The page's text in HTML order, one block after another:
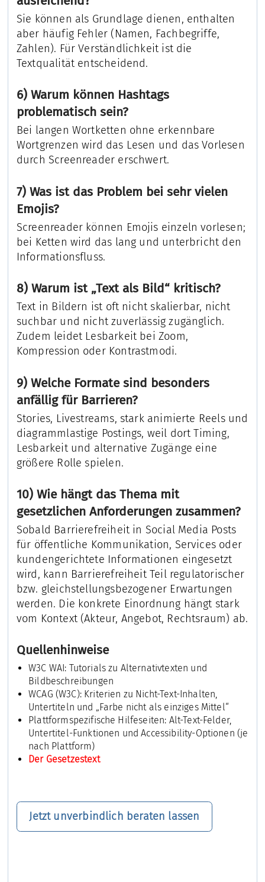
Sie können als Grundlage dienen, enthalten
aber häufig Fehler (Namen, Fachbegriffe,
Zahlen). Für Verständlichkeit ist die
Textqualität entscheidend.
6) Warum können Hashtags
problematisch sein?
Bei langen Wortketten ohne erkennbare
Wortgrenzen wird das Lesen und das Vorlesen
durch Screenreader erschwert.
7) Was ist das Problem bei sehr vielen
Emojis?
Screenreader können Emojis einzeln vorlesen;
bei Ketten wird das lang und unterbricht den
Informationsfluss.
8) Warum ist „Text als Bild“ kritisch?
Text in Bildern ist oft nicht skalierbar, nicht
suchbar und nicht zuverlässig zugänglich.
Zudem leidet Lesbarkeit bei Zoom,
Kompression oder Kontrastmodi.
9) Welche Formate sind besonders
anfällig für Barrieren?
Stories, Livestreams, stark animierte Reels und
diagrammlastige Postings, weil dort Timing,
Lesbarkeit und alternative Zugänge eine
größere Rolle spielen.
10) Wie hängt das Thema mit
gesetzlichen Anforderungen zusammen?
Sobald Barrierefreiheit in Social Media Posts
für öffentliche Kommunikation, Services oder
kundengerichtete Informationen eingesetzt
wird, kann Barrierefreiheit Teil regulatorischer
bzw. gleichstellungsbezogener Erwartungen
werden. Die konkrete Einordnung hängt stark
vom Kontext (Akteur, Angebot, Rechtsraum) ab.
Quellenhinweise
W3C WAI: Tutorials zu Alternativtexten und
Bildbeschreibungen
WCAG (W3C): Kriterien zu Nicht-Text-Inhalten,
Untertiteln und „Farbe nicht als einziges Mittel“
Plattformspezifische Hilfeseiten: Alt-Text-Felder,
Untertitel-Funktionen und Accessibility-Optionen (je
nach Plattform)
Der Gesetzestext
Jetzt unverbindlich beraten lassen